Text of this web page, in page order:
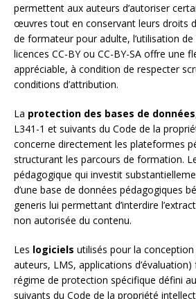
permettent aux auteurs d’autoriser
œuvres tout en conservant leurs droits
de formateur pour adulte, l’utilisation
licences CC-BY ou CC-BY-SA offre une
appréciable, à condition de respecter
conditions d’attribution.
La protection des bases de données
L341-1 et suivants du Code de la
concerne directement les plateformes
structurant les parcours de formation.
pédagogique qui investit
d’une base de données pédagogiques
generis lui permettant d’interdire
non autorisée du contenu.
Les logiciels utilisés pour la
auteurs, LMS, applications d’évaluation)
régime de protection spécifique défini
suivants du Code de la propriété